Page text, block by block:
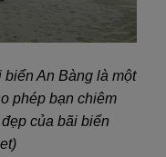
An Bàng là một
phép bạn chiêm
của bãi biển